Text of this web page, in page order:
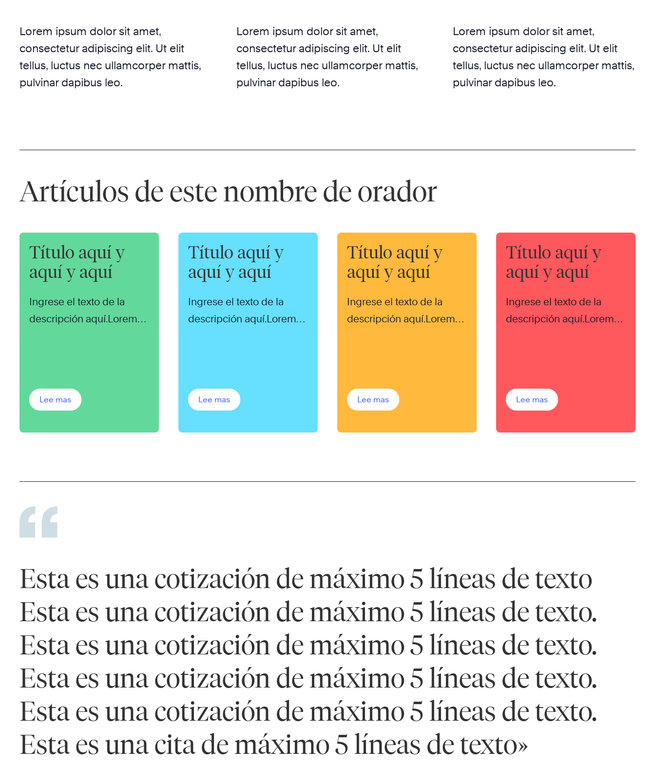
Lorem ipsum dolor sit amet,
consectetur adipiscing elit. Ut elit
tellus, luctus nec ullamcorper mattis,
pulvinar dapibus leo.
Lorem ipsum dolor sit amet,
consectetur adipiscing elit. Ut elit
tellus, luctus nec ullamcorper mattis,
pulvinar dapibus leo.
Lorem ipsum dolor sit amet,
consectetur adipiscing elit. Ut elit
tellus, luctus nec ullamcorper mattis,
pulvinar dapibus leo.
Artículos de este nombre de orador
Título aquí y
aquí y aquí
Ingrese el texto de la
descripción aquí.Lorem
Lee mas
Título aquí y
aquí y aquí
Ingrese el texto de la
descripción aquí.Lorem
Lee mas
Título aquí y
aquí y aquí
Ingrese el texto de la
descripción aquí.Lorem
Lee mas
Título aquí y
aquí y aquí
Ingrese el texto de la
descripción aquí.Lorem
Lee mas
Esta es una cotización de máximo 5 líneas de texto
Esta es una cotización de máximo 5 líneas de texto.
Esta es una cotización de máximo 5 líneas de texto.
Esta es una cotización de máximo 5 líneas de texto.
Esta es una cotización de máximo 5 líneas de texto.
Esta es una cita de máximo 5 líneas de texto»